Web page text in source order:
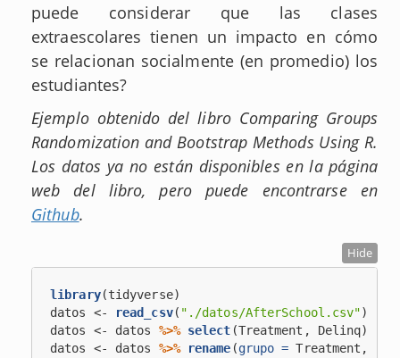
puede considerar que las clases
extraescolares tienen un impacto en cómo
se relacionan socialmente (en promedio) los
estudiantes?
Ejemplo obtenido del libro Comparing Groups
Randomization and Bootstrap Methods Using R.
Los datos ya no están disponibles en la página
web del libro, pero puede encontrarse en
Github.
Hide
library(tidyverse)
datos <-
read_csv( "./datos/AfterSchool.csv")
datos <-
datos %>% select (Treatment, Delinq)
datos <-
datos %>% rename (grupo = Treatment,